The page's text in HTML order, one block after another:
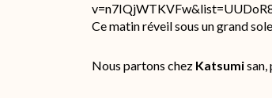
Ce matin réveil sous un grand
Nous partons chez Katsumisan,